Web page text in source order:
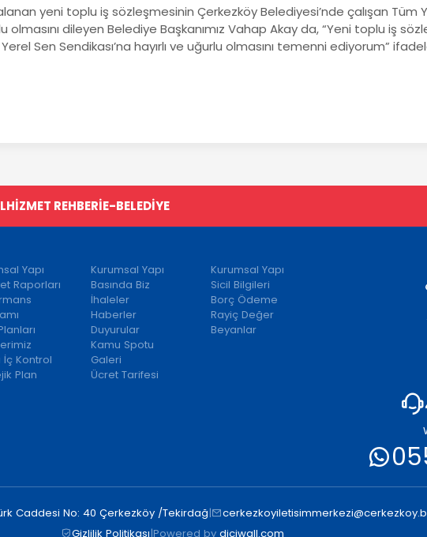
yeni toplu iş sözleşmesinin Çerkezköy Belediyesi’nde çalışan Tüm
olmasını dileyen Belediye Başkanımız Vahap Akay da, “Yeni toplu iş
Sen Sendikası’na hayırlı ve uğurlu olmasını temenni ediyorum”
HİZMET REHBERİE-BELEDİYE
Yapı
Raporları
İç Kontrol
Plan
Kurumsal Yapı
Basında Biz
İhaleler
Haberler
Duyurular
Kamu Spotu
Galeri
Ücret Tarifesi
Kurumsal Yapı
Sicil Bilgileri
Borç Ödeme
Rayiç Değer
Beyanlar
Caddesi No: 40 Çerkezköy /Tekirdağ|
Gizlilik Politikası|Powered by diciwall.com